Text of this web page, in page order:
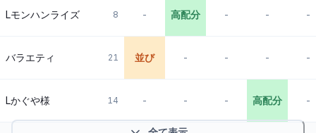
Lモンハンライズ 8 - 高配分 - - -
バラエティ 21 並び - - - -
Lかぐや様 14 - - - 高配分 -